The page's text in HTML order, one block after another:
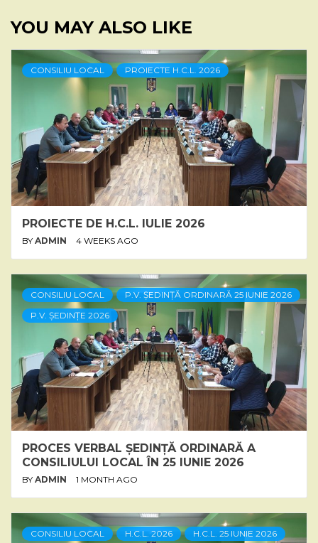
YOU MAY ALSO LIKE
CONSILIU LOCAL PROIECTE H.C.L. 2026
PROIECTE DE H.C.L. IULIE 2026
BY ADMIN 4 WEEKS AGO
CONSILIU LOCAL
P.V. ȘEDINȚĂ ORDINARĂ 25 IUNIE 2026
P.V. ȘEDINȚE 2026
PROCES VERBAL ȘEDINȚĂ ORDINARĂ A
CONSILIULUI LOCAL ÎN 25 IUNIE 2026
BY ADMIN 1 MONTH AGO
CONSILIU LOCAL H.C.L. 2026 H.C.L. 25 IUNIE 2026